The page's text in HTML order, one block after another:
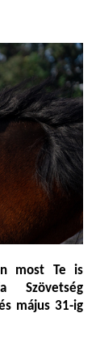
most Te is
Szövetség
május 31-ig